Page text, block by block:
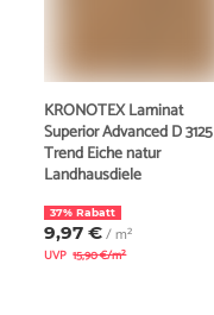
KRONOTEX Laminat
Superior Advanced D 3125
Trend Eiche natur
Landhausdiele
37% Rabatt
9,97 €/ m²
UVP 15,90 €/m²